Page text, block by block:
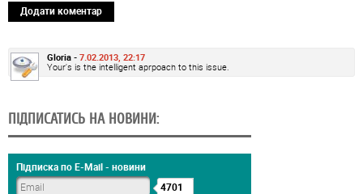
Додати коментар
Gloria - 7.02.2013, 22:17
Your's is the intelligent aprpoach to this issue.
ПІДПИСАТИСЬ НА НОВИНИ:
Підписка по E-Mail - новини
4701